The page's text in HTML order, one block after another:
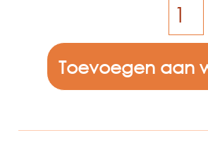
Toevoegen aan